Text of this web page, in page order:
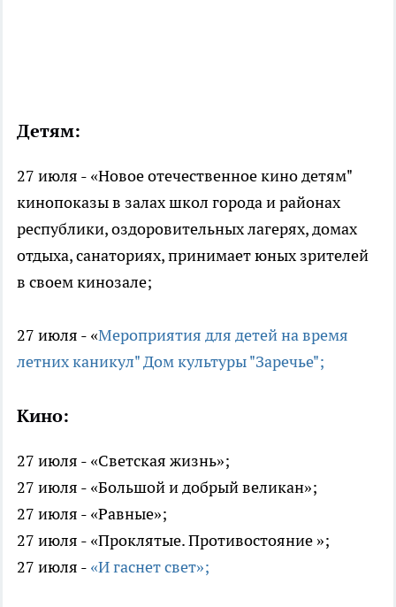
Детям:
27 июля - «Новое отечественное кино детям"
кинопоказы в залах школ города и районах
республики, оздоровительных лагерях, домах
отдыха, санаториях, принимает юных зрителей
в своем кинозале;
27 июля - «Мероприятия для детей на время
летних каникул" Дом культуры "Заречье";
Кино:
27 июля - «Светская жизнь»;
27 июля - «Большой и добрый великан»;
27 июля - «Равные»;
27 июля - «Проклятые. Противостояние »;
27 июля - «И гаснет свет»;